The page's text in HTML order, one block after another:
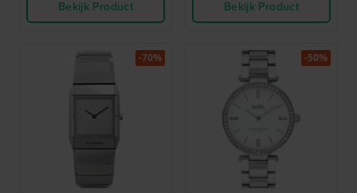
Bekijk Product Bekijk Product
-70% -50%